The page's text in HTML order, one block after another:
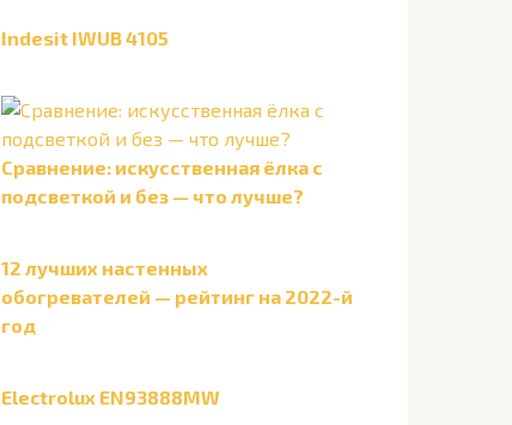
Indesit IWUB 4105
Сравнение: искусственная ёлка с
подсветкой и без — что лучше?
12 лучших настенных
обогревателей — рейтинг на 2022-й
год
Electrolux EN93888MW